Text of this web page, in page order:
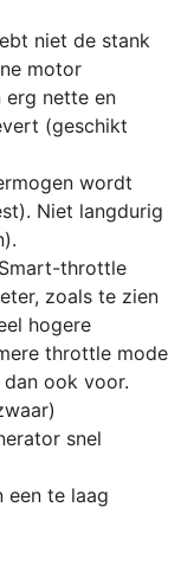
niet de stank
motor
erg nette en
(geschikt
wordt
Niet langdurig
throttle
zoals te zien
hogere
throttle mode
ook voor.
snel
een te laag